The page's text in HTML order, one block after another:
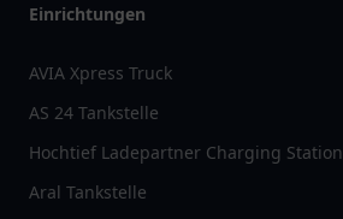
Einrichtungen
AVIA Xpress Truck
AS 24 Tankstelle
Hochtief Ladepartner Charging Station
Aral Tankstelle